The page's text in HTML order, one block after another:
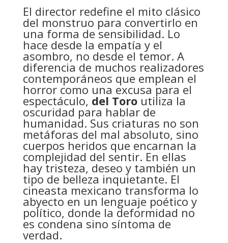
El director redefine el mito clásico
del monstruo para convertirlo en
una forma de sensibilidad. Lo
hace desde la empatía y el
asombro, no desde el temor. A
diferencia de muchos realizadores
contemporáneos que emplean el
horror como una excusa para el
espectáculo, del Toroutiliza la
oscuridad para hablar de
humanidad. Sus criaturas no son
metáforas del mal absoluto, sino
cuerpos heridos que encarnan la
complejidad del sentir. En ellas
hay tristeza, deseo y también un
tipo de belleza inquietante. El
cineasta mexicano transforma lo
abyecto en un lenguaje poético y
político, donde la deformidad no
es condena sino síntoma de
verdad.